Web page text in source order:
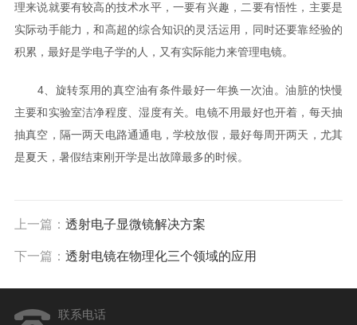
理来说就要有较高的技术水平，一要有兴趣，二要有悟性，主要是
实际动手能力，和高超的综合知识的灵活运用，同时还要靠经验的
积累，最好是学电子学的人，又有实际能力来管理电镜。
4、旋转泵用的真空油有条件最好一年换一次油。油脏的快慢
主要和实验室洁净程度、湿度有关。电镜不用最好也开着，每天抽
抽真空，隔一两天电路通通电，学校放假，最好每周开两天，尤其
是夏天，暑假结束刚开学是出故障最多的时候。
上一篇： 透射电子显微镜解决方案
下一篇： 透射电镜在物理化三个领域的应用
联系电话